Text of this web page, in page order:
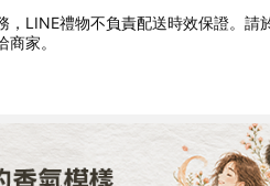
，LINE禮物不負責配送時效保證。請
家。